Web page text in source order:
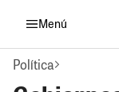
Menú
Política